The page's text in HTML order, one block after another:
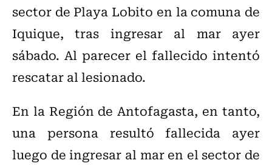
sector de Playa Lobito en la comuna de
Iquique, tras ingresar al mar ayer
sábado. Al parecer el fallecido intentó
rescatar al lesionado.
En la Región de Antofagasta, en tanto,
una persona resultó fallecida ayer
luego de ingresar al mar en el sector de